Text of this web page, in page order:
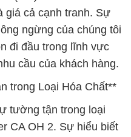
giá cả cạnh tranh. Sự
ngừng của chúng tôi
đi đầu trong lĩnh vực
cầu của khách hàng.
trong Loại Hóa Chất**
tường tận trong loại
CA OH 2. Sự hiểu biết